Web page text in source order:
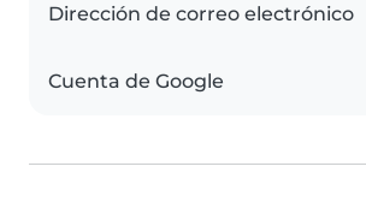
Dirección de correo electrónico
Cuenta de Google